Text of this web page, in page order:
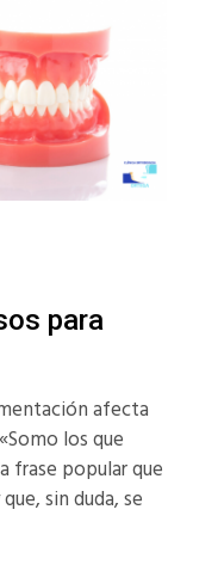
para
afecta
los que
frase popular que
sin duda, se